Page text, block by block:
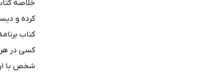
خلاصه
کرده و
کتاب
کسی در هر
شخص با